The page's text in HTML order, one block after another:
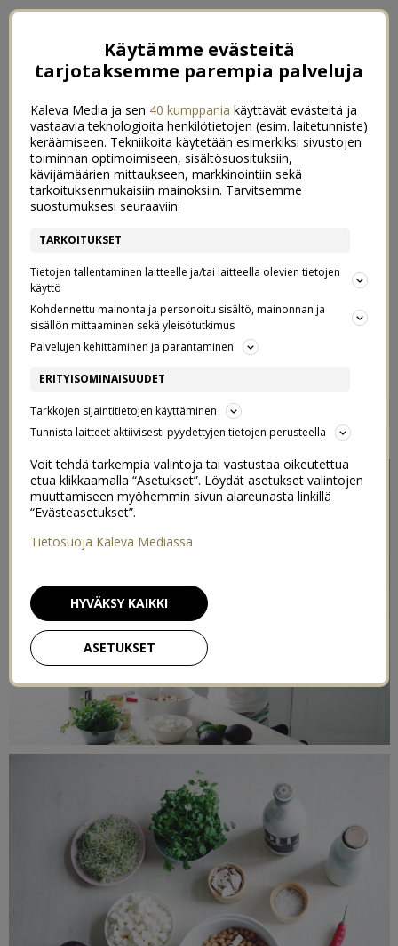
MUISTATKO MILLOIN VIIMEKSI PAISTOI AURINKO?
KIKHERNE-FETASALAATTI
30/10/2016
Käytämme evästeitä
tarjotaksemme parempia palveluja
Kaleva Media ja sen 40 kumppania käyttävät evästeitä ja
vastaavia teknologioita henkilötietojen (esim. laitetunniste)
keräämiseen. Tekniikoita käytetään esimerkiksi sivustojen
toiminnan optimoimiseen, sisältösuosituksiin,
kävijämäärien mittaukseen, markkinointiin sekä
tarkoituksenmukaisiin mainoksiin. Tarvitsemme
suostumuksesi seuraaviin:
TARKOITUKSET
Tietojen tallentaminen laitteelle ja/tai laitteella olevien tietojen
käyttö
Kohdennettu mainonta ja personoitu sisältö, mainonnan ja
sisällön mittaaminen sekä yleisötutkimus
Palvelujen kehittäminen ja parantaminen
ERITYISOMINAISUUDET
Tarkkojen sijaintitietojen käyttäminen
Tunnista laitteet aktiivisesti pyydettyjen tietojen perusteella
Voit tehdä tarkempia valintoja tai vastustaa oikeutettua
etua klikkaamalla “Asetukset”. Löydät asetukset valintojen
muuttamiseen myöhemmin sivun alareunasta linkillä
“Evästeasetukset”.
Tietosuoja Kaleva Mediassa
ASETUKSET
HYVÄKSY KAIKKI